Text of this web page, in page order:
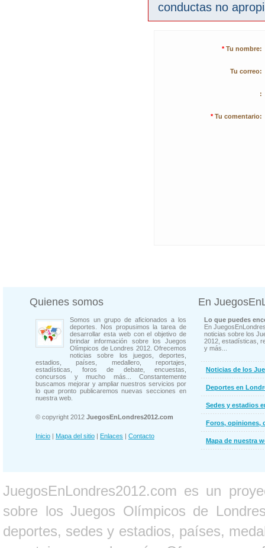
conductas no
* Tu nombre:
Tu correo:
:
* Tu comentario:
Quienes somos
Somos un grupo de aficionados a los
deportes. Nos propusimos la tarea de
desarrollar esta web con el objetivo de
brindar información sobre los Juegos
Olímpicos de Londres 2012. Ofrecemos
noticias sobre los juegos, deportes,
estadios, países, medallero, reportajes,
estadísticas, foros de debate, encuestas,
concursos y mucho más... Constantemente
buscamos mejorar y ampliar nuestros servicios por
lo que pronto publicaremos nuevas secciones en
nuestra web.
© copyright 2012 JuegosEnLondres2012.com
Inicio | Mapa del sitio | Enlaces | Contacto
En
Lo que puedes
En
noticias sobre los
2012, estadísticas,
y más...
Noticias de los
Deportes en
Sedes y estadios
Foros, opiniones,
Mapa de nuestra
JuegosEnLondres2012.com es un
sobre los Juegos Olímpicos de
deportes, sedes y estadios, países,